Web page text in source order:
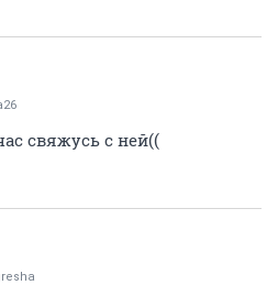
свяжусь с ней((